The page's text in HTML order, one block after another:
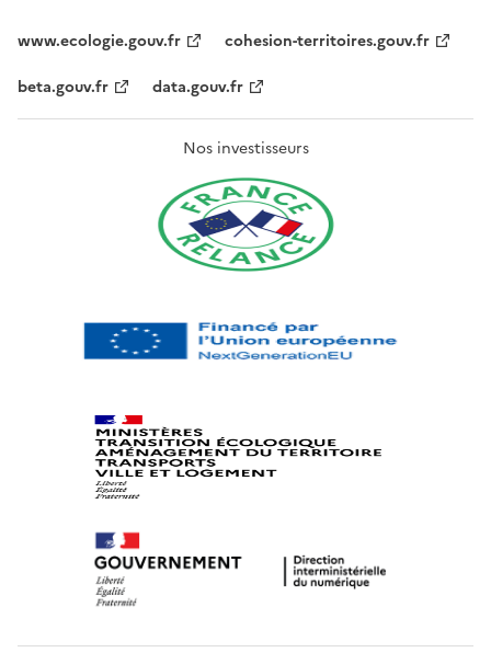
www.ecologie.gouv.fr
cohesion-territoires.gouv.fr
beta.gouv.fr
data.gouv.fr
Nos investisseurs